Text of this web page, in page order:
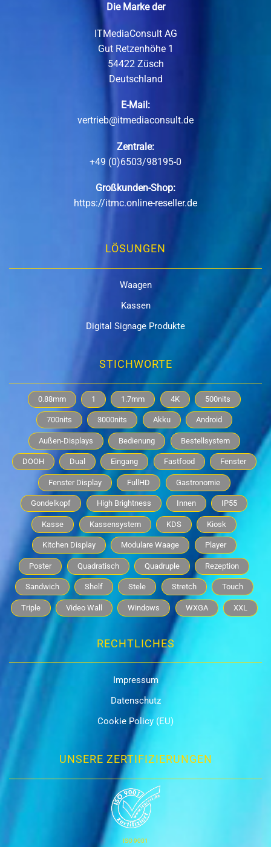
Die Marke der
ITMediaConsult AG
Gut Retzenhöhe 1
54422 Züsch
Deutschland
E-Mail:
vertrieb@itmediaconsult.de
Zentrale:
+49 (0)6503/98195-0
Großkunden-Shop:
https://itmc.online-reseller.de
LÖSUNGEN
Waagen
Kassen
Digital Signage Produkte
STICHWORTE
0.88mm 1 1.7mm 4K 500nits
700nits 3000nits Akku Android
Außen-Displays Bedienung Bestellsystem
DOOH Dual Eingang Fastfood Fenster
Fenster Display FullHD Gastronomie
Gondelkopf High Brightness Innen IP55
Kasse Kassensystem KDS Kiosk
Kitchen Display Modulare Waage Player
Poster Quadratisch Quadruple Rezeption
Sandwich Shelf Stele Stretch Touch
Triple Video Wall Windows WXGA XXL
RECHTLICHES
Impressum
Datenschutz
Cookie Policy (EU)
UNSERE ZERTIFIZIERUNGEN
ISO 9001